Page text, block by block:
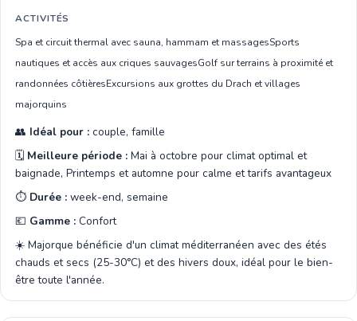
ACTIVITÉS
Spa et circuit thermal avec sauna, hammam et massagesSports
nautiques et accès aux criques sauvagesGolf sur terrains à proximité et
randonnées côtièresExcursions aux grottes du Drach et villages
majorquins
👥 Idéal pour : couple, famille
🗓️ Meilleure période : Mai à octobre pour climat optimal et
baignade, Printemps et automne pour calme et tarifs avantageux
⏱️ Durée : week-end, semaine
💶 Gamme : Confort
☀️ Majorque bénéficie d'un climat méditerranéen avec des étés
chauds et secs (25-30°C) et des hivers doux, idéal pour le bien-
être toute l'année.